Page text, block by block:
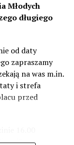
normy, to
możemy nic
i 56 decybeli –
Młodych
długiego
od daty
zapraszamy
na was m.in.
i strefa
przed